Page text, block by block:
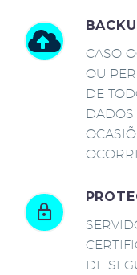
CASO
OU
DE
DADOS
DE